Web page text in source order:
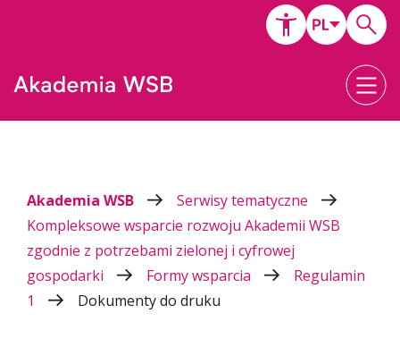
Akademia WSB
Serwisy tematyczne
Kompleksowe wsparcie rozwoju Akademii WSB
zgodnie z potrzebami zielonej i cyfrowej
gospodarki
Formy wsparcia
Regulamin
1
Dokumenty do druku